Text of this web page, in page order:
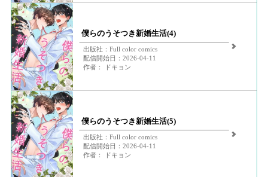
僕らのうそつき新婚生活(4)
出版社：Full color comics
配信開始日：2026-04-11
作者： ドキョン
僕らのうそつき新婚生活(5)
出版社：Full color comics
配信開始日：2026-04-11
作者： ドキョン